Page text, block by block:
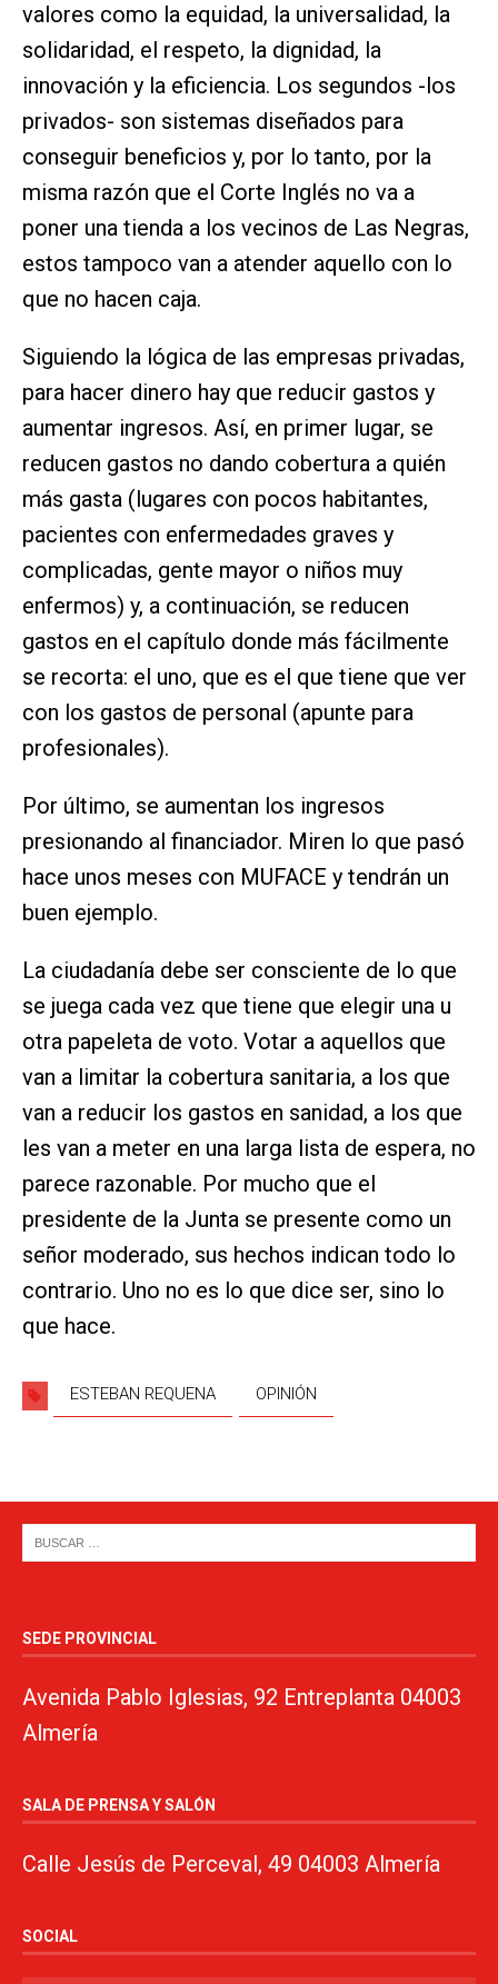
valores como la equidad, la universalidad, la
solidaridad, el respeto, la dignidad, la
innovación y la eficiencia. Los segundos -los
privados- son sistemas diseñados para
conseguir beneficios y, por lo tanto, por la
misma razón que el Corte Inglés no va a
poner una tienda a los vecinos de Las Negras,
estos tampoco van a atender aquello con lo
que no hacen caja.
Siguiendo la lógica de las empresas privadas,
para hacer dinero hay que reducir gastos y
aumentar ingresos. Así, en primer lugar, se
reducen gastos no dando cobertura a quién
más gasta (lugares con pocos habitantes,
pacientes con enfermedades graves y
complicadas, gente mayor o niños muy
enfermos) y, a continuación, se reducen
gastos en el capítulo donde más fácilmente
se recorta: el uno, que es el que tiene que ver
con los gastos de personal (apunte para
profesionales).
Por último, se aumentan los ingresos
presionando al financiador. Miren lo que pasó
hace unos meses con MUFACE y tendrán un
buen ejemplo.
La ciudadanía debe ser consciente de lo que
se juega cada vez que tiene que elegir una u
otra papeleta de voto. Votar a aquellos que
van a limitar la cobertura sanitaria, a los que
van a reducir los gastos en sanidad, a los que
les van a meter en una larga lista de espera, no
parece razonable. Por mucho que el
presidente de la Junta se presente como un
señor moderado, sus hechos indican todo lo
contrario. Uno no es lo que dice ser, sino lo
que hace.
ESTEBAN REQUENA OPINIÓN
SEDE PROVINCIAL
Avenida Pablo Iglesias, 92 Entreplanta 04003
Almería
SALA DE PRENSA Y SALÓN
Calle Jesús de Perceval, 49 04003 Almería
SOCIAL